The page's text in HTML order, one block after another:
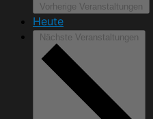
Vorherige Veranstaltungen
Heute
Nächste Veranstaltungen